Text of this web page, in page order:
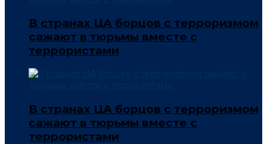
В странах ЦА борцов с терроризмом
сажают в тюрьмы вместе с
террористами
В странах ЦА борцов с терроризмом
сажают в тюрьмы вместе с
террористами